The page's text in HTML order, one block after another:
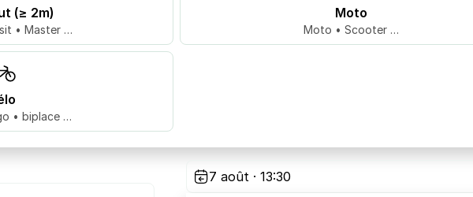
(≥ 2m)
• Master …
Moto
Moto • Scooter …
• biplace …
7 août · 13:30